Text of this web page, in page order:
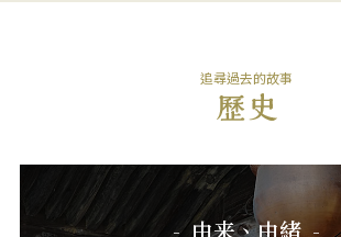
追尋過去的故事
由来、由緒